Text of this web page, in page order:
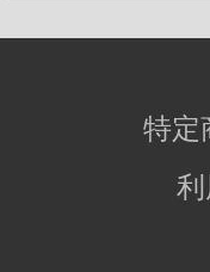
「くるりん」
冬生まれの
とほっぺの
特定